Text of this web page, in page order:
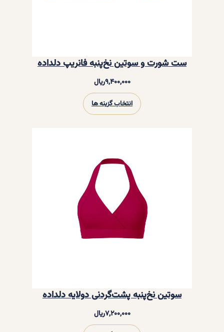
ست شورت و سوتین نخ‌پنبه فانریپ دلداده
۹,۴۰۰,۰۰۰ریال
انتخاب گزینه ها
سوتین نخ‌پنبه پشت‌گردنی دولایه دلداده
۷,۲۰۰,۰۰۰ریال